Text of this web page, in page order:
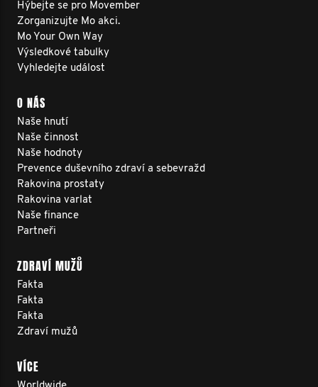
Hýbejte se pro Movember
Zorganizujte Mo akci.
Mo Your Own Way
Výsledkové tabulky
Vyhledejte událost
O NÁS
Naše hnutí
Naše činnost
Naše hodnoty
Prevence duševního zdraví a sebevražd
Rakovina prostaty
Rakovina varlat
Naše finance
Partneři
ZDRAVÍ MUŽŮ
Fakta
Fakta
Fakta
Zdraví mužů
VÍCE